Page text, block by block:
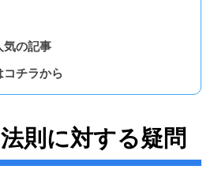
気の記事
コチラから
則に対する疑問